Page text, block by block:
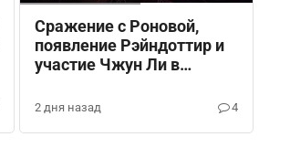
Сражение с Роновой,
появление Рэйндоттир и
участие Чжун Ли в
Genshin Impact
2 дня назад 4